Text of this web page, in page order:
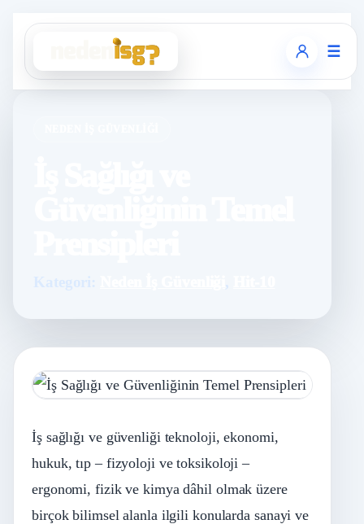
☰
Kategori: ,
İş sağlığı ve güvenliği teknoloji, ekonomi,
hukuk, tıp – fizyoloji ve toksikoloji –
ergonomi, fizik ve kimya dâhil olmak üzere
birçok bilimsel alanla ilgili konularda sanayi ve